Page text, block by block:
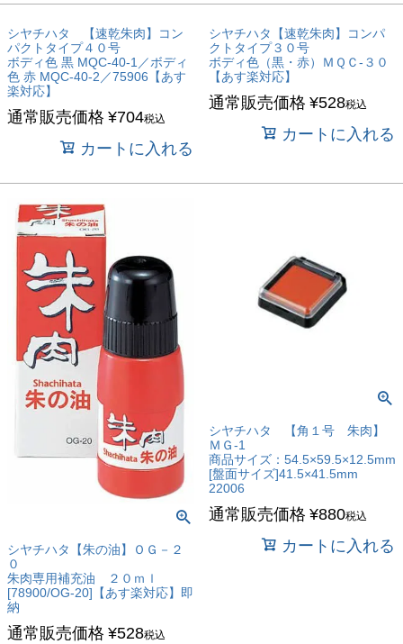
シヤチハタ 【速乾朱肉】コン
パクトタイプ４０号
ボディ色 黒 MQC-40-1／ボディ
色 赤 MQC-40-2／75906【あす
楽対応】
通常販売価格 ¥704税込
カートに入れる
シヤチハタ【速乾朱肉】コンパ
クトタイプ３０号
ボディ色（黒・赤）ＭＱＣ-３０
【あす楽対応】
通常販売価格 ¥528税込
カートに入れる
シヤチハタ【朱の油】ＯＧ－２
０
朱肉専用補充油 ２０ｍｌ
[78900/OG-20]【あす楽対応】即
納
通常販売価格 ¥528税込
シヤチハタ 【角１号 朱肉】
ＭＧ-1
商品サイズ：54.5×59.5×12.5mm
[盤面サイズ]41.5×41.5mm
22006
通常販売価格 ¥880税込
カートに入れる
キーワード
価格
〜
セール
限定
再入荷
翌日発送